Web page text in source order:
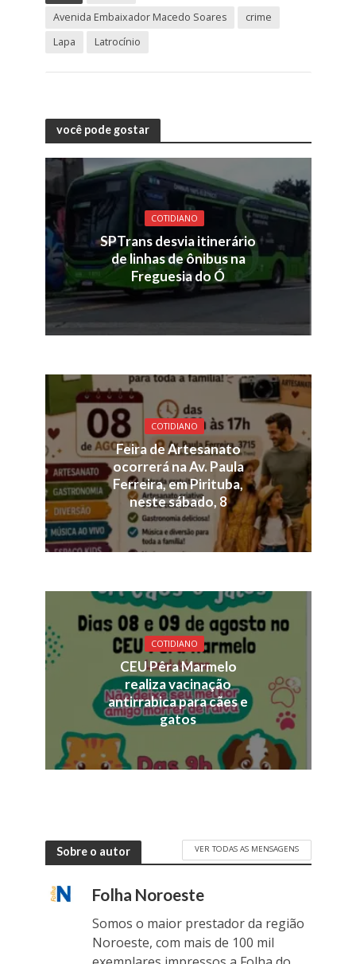
Avenida Embaixador Macedo Soares
crime
Lapa
Latrocínio
você pode gostar
COTIDIANO
SPTrans desvia itinerário
de linhas de ônibus na
Freguesia do Ó
COTIDIANO
Feira de Artesanato
ocorrerá na Av. Paula
Ferreira, em Pirituba,
neste sábado, 8
COTIDIANO
CEU Pêra Marmelo
realiza vacinação
antirrabica para cães e
gatos
Sobre o autor VER TODAS AS MENSAGENS
Folha Noroeste
Somos o maior prestador da região
Noroeste, com mais de 100 mil